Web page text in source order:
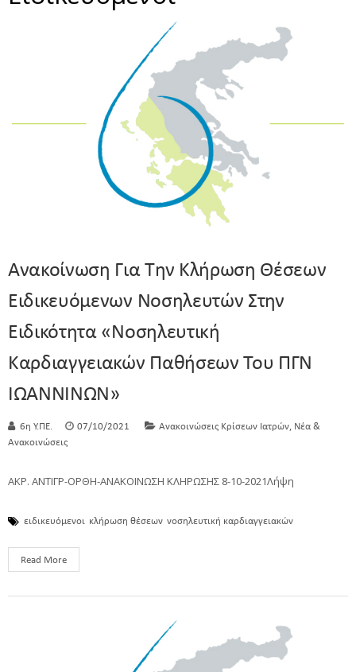
Ανακοίνωση Για Την Κλήρωση Θέσεων
Ειδικευόμενων Νοσηλευτών Στην
Ειδικότητα «Νοσηλευτική
Καρδιαγγειακών Παθήσεων Του ΠΓΝ
ΙΩΑΝΝΙΝΩΝ»
6η Υ.ΠΕ. 07/10/2021 Ανακοινώσεις Κρίσεων Ιατρών, Νέα &
Ανακοινώσεις
ΑΚΡ. ΑΝΤΙΓΡ-ΟΡΘΗ-ANAKOINΩΣΗ ΚΛΗΡΩΣΗΣ 8-10-2021Λήψη
ειδικευόμενοι κλήρωση θέσεων νοσηλευτική καρδιαγγειακών
Read More